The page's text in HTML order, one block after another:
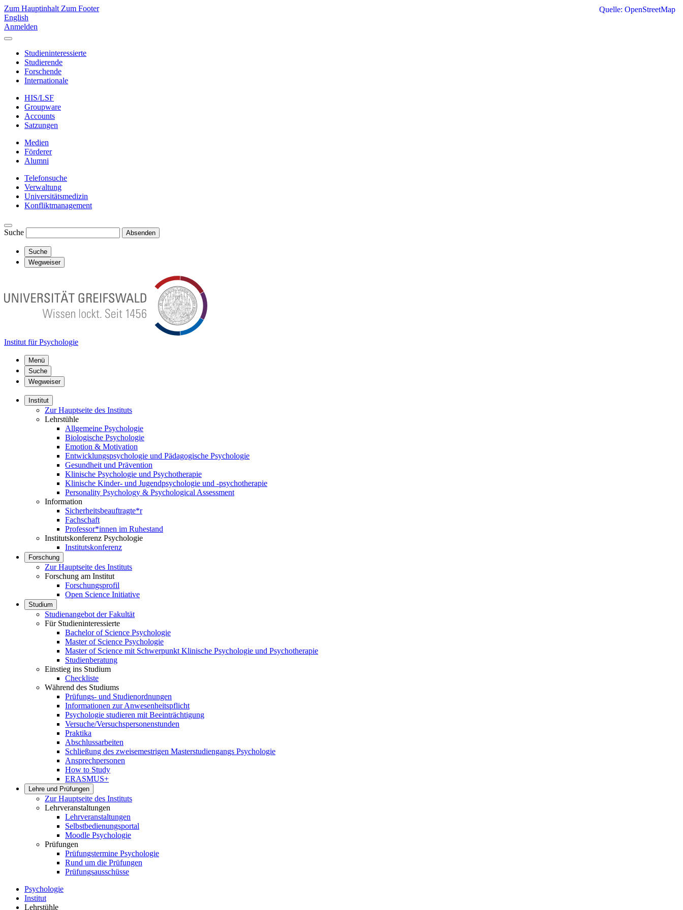
Zum Hauptinhalt Zum Footer
English
Anmelden
Studieninteressierte
Studierende
Forschende
Internationale
HIS/LSF
Groupware
Accounts
Satzungen
Medien
Förderer
Alumni
Telefonsuche
Verwaltung
Universitätsmedizin
Konfliktmanagement
Suche Absenden
Suche
Wegweiser
Institut für Psychologie
Menü
Suche
Wegweiser
Institut
Zur Hauptseite des Instituts
Lehrstühle
Allgemeine Psychologie
Biologische Psychologie
Emotion & Motivation
Entwicklungspsychologie und Pädagogische Psychologie
Gesundheit und Prävention
Klinische Psychologie und Psychotherapie
Klinische Kinder- und Jugendpsychologie und -psychotherapie
Personality Psychology & Psychological Assessment
Information
Sicherheitsbeauftragte*r
Fachschaft
Professor*innen im Ruhestand
Institutskonferenz Psychologie
Institutskonferenz
Forschung
Zur Hauptseite des Instituts
Forschung am Institut
Forschungsprofil
Open Science Initiative
Studium
Studienangebot der Fakultät
Für Studieninteressierte
Bachelor of Science Psychologie
Master of Science Psychologie
Master of Science mit Schwerpunkt Klinische Psychologie und Psychotherapie
Studienberatung
Einstieg ins Studium
Checkliste
Während des Studiums
Prüfungs- und Studienordnungen
Informationen zur Anwesenheitspflicht
Psychologie studieren mit Beeinträchtigung
Versuche/Versuchspersonenstunden
Praktika
Abschlussarbeiten
Schließung des zweisemestrigen Masterstudiengangs Psychologie
Ansprechpersonen
How to Study
ERASMUS+
Lehre und Prüfungen
Zur Hauptseite des Instituts
Lehrveranstaltungen
Lehrveranstaltungen
Selbstbedienungsportal
Moodle Psychologie
Prüfungen
Prüfungstermine Psychologie
Rund um die Prüfungen
Prüfungsausschüsse
Psychologie
Institut
Lehrstühle
Quelle: OpenStreetMap